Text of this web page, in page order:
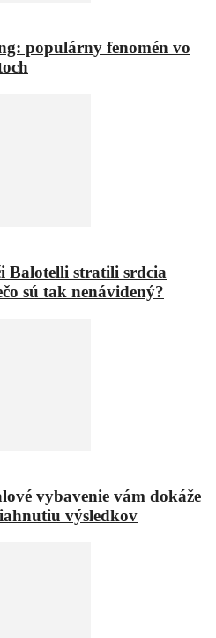
populárny fenomén vo
Balotelli stratili srdcia
sú tak nenávidený?
vybavenie vám dokáže
výsledkov